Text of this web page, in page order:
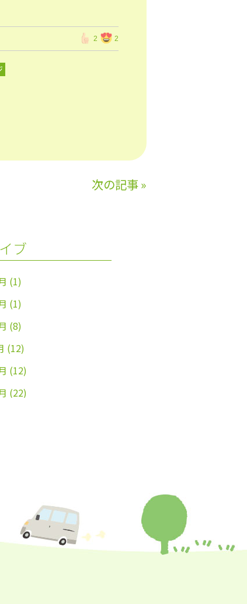
2 2
次の記事»
ブ
(1)
(1)
(8)
(12)
(12)
(22)
(24)
(23)